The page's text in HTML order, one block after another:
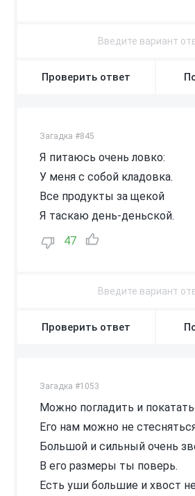
Проверить ответ
Загадка #845
Я питаюсь очень ловко:
У меня с собой кладовка.
Все продукты за щекой
Я таскаю день-деньской.
47
Проверить ответ
Загадка #1053
Можно погладить и
Его нам можно не
Большой и сильный очень
В его размеры ты поверь.
Есть уши большие и хвост